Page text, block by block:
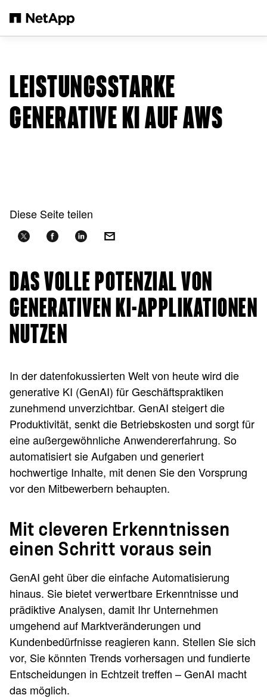
LEISTUNGSSTARKE
GENERATIVE KI AUF AWS
Diese Seite teilen
DAS VOLLE POTENZIAL VON
GENERATIVEN KI-APPLIKATIONEN
NUTZEN
In der datenfokussierten Welt von heute wird die
generative KI (GenAI) für Geschäftspraktiken
zunehmend unverzichtbar. GenAI steigert die
Produktivität, senkt die Betriebskosten und sorgt für
eine außergewöhnliche Anwendererfahrung. So
automatisiert sie Aufgaben und generiert
hochwertige Inhalte, mit denen Sie den Vorsprung
vor den Mitbewerbern behaupten.
Mit cleveren Erkenntnissen
einen Schritt voraus sein
GenAI geht über die einfache Automatisierung
hinaus. Sie bietet verwertbare Erkenntnisse und
prädiktive Analysen, damit Ihr Unternehmen
umgehend auf Marktveränderungen und
Kundenbedürfnisse reagieren kann. Stellen Sie sich
vor, Sie könnten Trends vorhersagen und fundierte
Entscheidungen in Echtzeit treffen – GenAI macht
das möglich.